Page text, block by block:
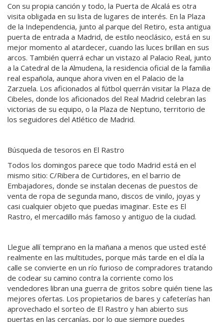
Con su propia canción y todo, la Puerta de Alcalá es otra
visita obligada en su lista de lugares de interés. En la Plaza
de la Independencia, junto al parque del Retiro, esta antigua
puerta de entrada a Madrid, de estilo neoclásico, está en su
mejor momento al atardecer, cuando las luces brillan en sus
arcos. También querrá echar un vistazo al Palacio Real, junto
a la Catedral de la Almudena, la residencia oficial de la familia
real española, aunque ahora viven en el Palacio de la
Zarzuela. Los aficionados al fútbol querrán visitar la Plaza de
Cibeles, donde los aficionados del Real Madrid celebran las
victorias de su equipo, o la Plaza de Neptuno, territorio de
los seguidores del Atlético de Madrid.
Búsqueda de tesoros en El Rastro
Todos los domingos parece que todo Madrid está en el
mismo sitio: C/Ribera de Curtidores, en el barrio de
Embajadores, donde se instalan decenas de puestos de
venta de ropa de segunda mano, discos de vinilo, joyas y
casi cualquier objeto que puedas imaginar. Este es El
Rastro, el mercadillo más famoso y antiguo de la ciudad.
Llegue allí temprano en la mañana a menos que usted esté
realmente en las multitudes, porque más tarde en el día la
calle se convierte en un río furioso de compradores tratando
de codear su camino contra la corriente como los
vendedores libran una guerra de gritos sobre quién tiene las
mejores ofertas. Los propietarios de bares y cafeterías han
aprovechado el sorteo de El Rastro y han abierto sus
puertas en las cercanías, por lo que siempre puedes